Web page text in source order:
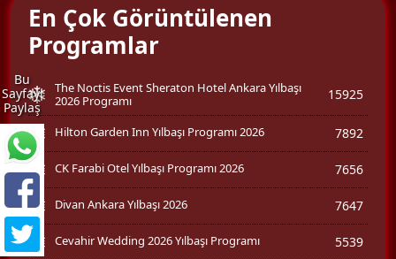
Bu
Sayfayı
Paylaş
En Çok Görüntülenen
Programlar
The Noctis Event Sheraton Hotel Ankara Yılbaşı
2026 Programı
15925
Hilton Garden Inn Yılbaşı Programı 2026 7892
CK Farabi Otel Yılbaşı Programı 2026 7656
Divan Ankara Yılbaşı 2026 7647
Cevahir Wedding 2026 Yılbaşı Programı 5539